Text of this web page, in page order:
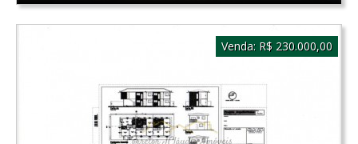
Venda: R$ 230.000,00